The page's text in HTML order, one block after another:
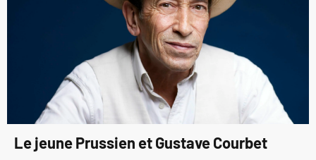
Le jeune Prussien et Gustave Courbet